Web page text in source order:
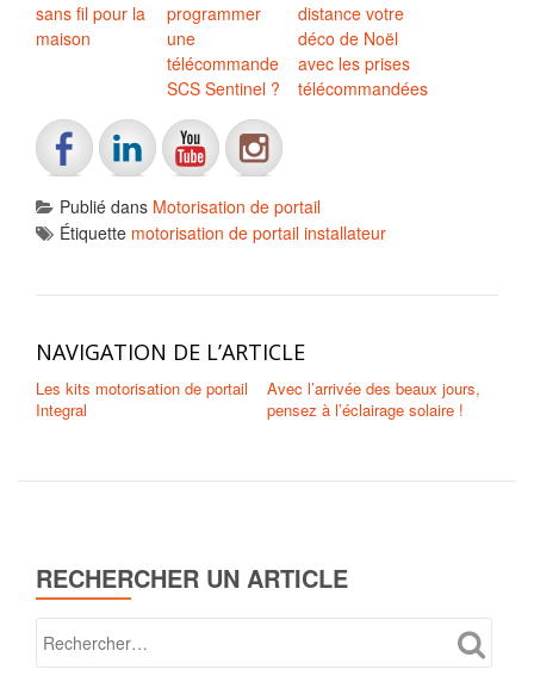
sans fil pour la
maison
programmer
une
télécommande
SCS Sentinel ?
distance votre
déco de Noël
avec les prises
télécommandées
Publié dans Motorisation de portail
Étiquette motorisation de portail installateur
NAVIGATION DE L’ARTICLE
Les kits motorisation de portail
Integral
Avec l’arrivée des beaux jours,
pensez à l’éclairage solaire !
RECHERCHER UN ARTICLE